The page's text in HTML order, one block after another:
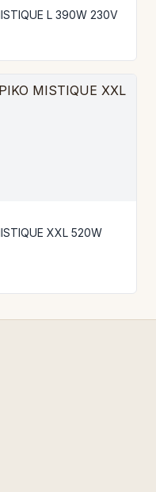
L 390W 230V
XXL 520W